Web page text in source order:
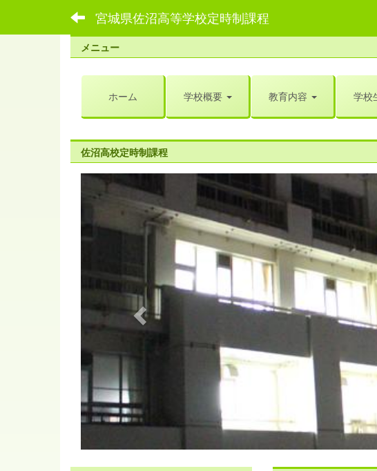
宮城県佐沼高等学校定時制課程
メニュー
ホーム 学校概要 教育内容 学校
佐沼高校定時制課程
r
e
v
o
u
s